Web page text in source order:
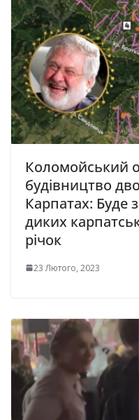
Коломойський
будівництво
Карпатах: Буде
диких
річок
23 Лютого, 2023